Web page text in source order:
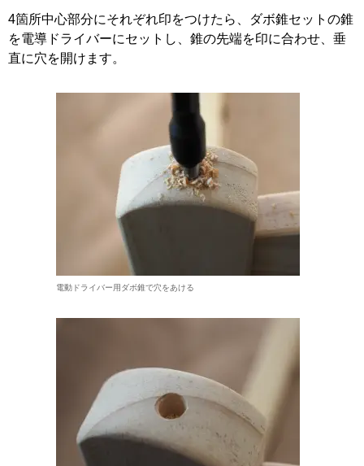
4箇所中心部分にそれぞれ印をつけたら、ダボ錐セットの錐
を電導ドライバーにセットし、錐の先端を印に合わせ、垂
直に穴を開けます。
電動ドライバー用ダボ錐で穴をあける